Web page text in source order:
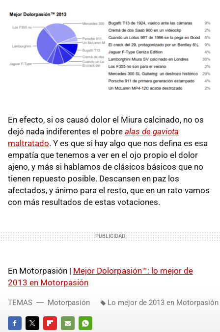
En efecto, si os causó dolor el Miura calcinado, no os
dejó nada indiferentes el pobre alas de gaviota
maltratado. Y es que si hay algo que nos defina es esa
empatía que tenemos a ver en el ojo propio el dolor
ajeno, y más si hablamos de clásicos básicos que no
tienen repuesto posible. Descansen en paz los
afectados, y ánimo para el resto, que en un rato vamos
con más resultados de estas votaciones.
En Motorpasión | Mejor Dolorpasión™: lo mejor de
2013 en Motorpasión
TEMAS Motorpasión Lo mejor de 2013 en Motorpasión